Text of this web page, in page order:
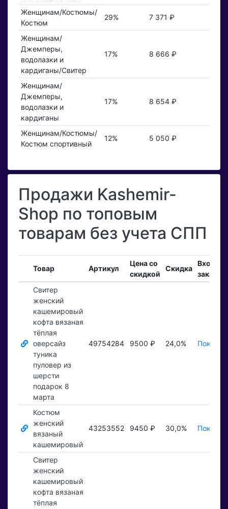
Женщинам/Костюмы/
Костюм
29% 7 371 ₽
Женщинам/
Джемперы,
водолазки и
кардиганы/Свитер
17% 8 666 ₽
Женщинам/
Джемперы,
водолазки и
кардиганы
17% 8 654 ₽
Женщинам/Костюмы/
Костюм спортивный
12% 5 050 ₽
Продажи Kashemir-
Shop по топовым
товарам без учета СПП
Товар Артикул
Цена со
скидкой
Скидка
заказы
Свитер
женский
кашемировый
кофта вязаная
тёплая
оверсайз
туника
пуловер из
шерсти
подарок 8
марта
49754284 9500 ₽ 24,0%
Костюм
женский
вязаный
кашемировый
43253552 9450 ₽ 30,0%
Свитер
женский
кашемировый
кофта вязаная
тёплая